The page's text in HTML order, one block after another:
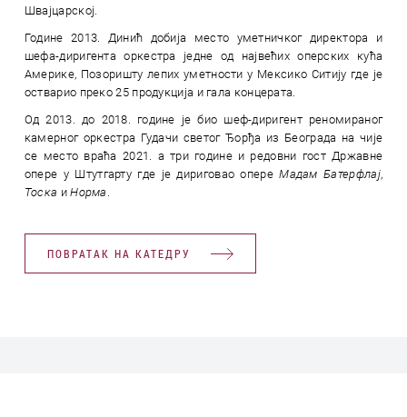
Швајцарској.
Године 2013. Динић добија место уметничког директора и
шефа-диригента оркестра једне од највећих оперских кућа
Америке, Позоришту лепих уметности у Мексико Ситију где је
остварио преко 25 продукција и гала концерата.
Oд 2013. дo 2018. године је био шеф-диригент реномираног
камерног оркестра Гудачи светог Ђорђа из Београда на чије
се место враћа 2021. а три године и редовни гост Државне
опере у Штутгарту где је дириговао опереМадам Батерфлај,
Тоска иНорма .
ПОВРАТАК НА КАТЕДРУ